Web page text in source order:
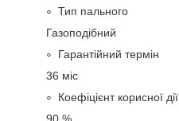
Тип пального
Газоподібний
Гарантійний термін
36 міс
Коефіцієнт корисної дії
90 %